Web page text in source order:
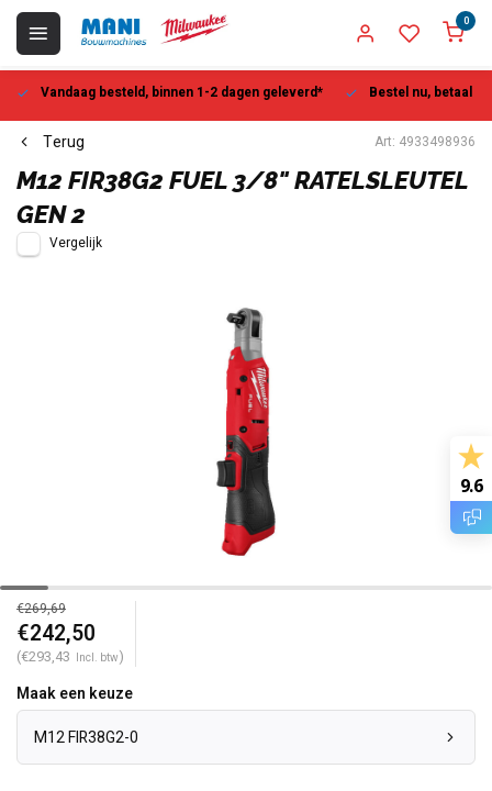
0
Vandaag besteld, binnen 1-2 dagen geleverd* Bestel nu, betaal
Terug Art: 4933498936
M12 FIR38G2 FUEL 3/8" RATELSLEUTEL
GEN 2
Vergelijk
€269,69
€242,50
(€293,43 Incl. btw)
Maak een keuze
M12 FIR38G2-0
9.6